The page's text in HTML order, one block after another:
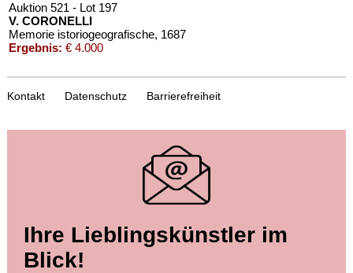
Auktion 521 - Lot 197
V. CORONELLI
Memorie istoriogeografische, 1687
Ergebnis: € 4.000
V. CORONELLI
Memoires historiques & géographiques. , 1686
Ergebnis:€ 960
Kontakt Datenschutz Barrierefreiheit
Ihre Lieblingskünstler im
Blick!